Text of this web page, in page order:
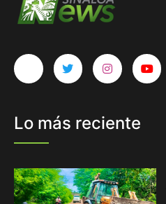
Lo más reciente